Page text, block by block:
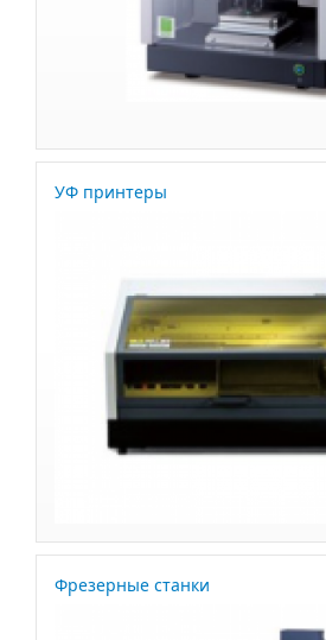
УФ принтеры
Фрезерные станки